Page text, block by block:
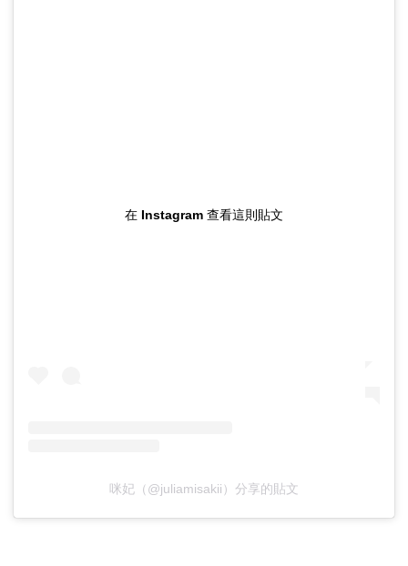
在 Instagram 查看這則貼文
咪妃（@juliamisakii）分享的貼文